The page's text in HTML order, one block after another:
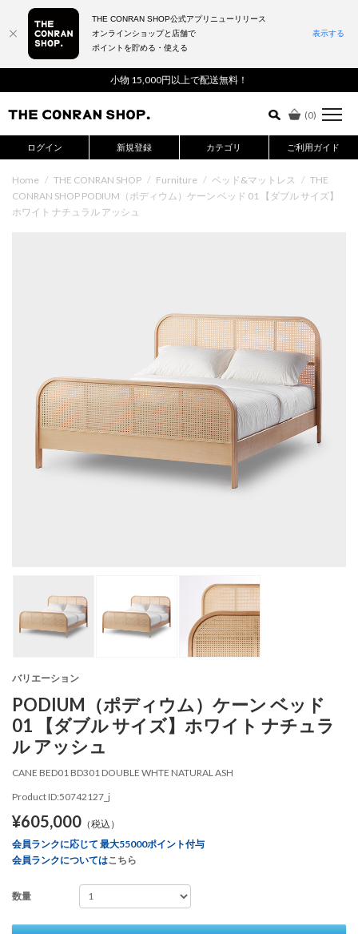
小物 15,000円以上で配送無料！
(0)
ログイン 新規登録 カテゴリ ご利用ガイド
詳細検索はこちら
Home / THE CONRAN SHOP / Furniture / ベッド&マットレス / THE
CONRAN SHOP PODIUM（ポディウム）ケーン ベッド 01 【ダブル サイズ】
ホワイト ナチュラル アッシュ
バリエーション
PODIUM（ポディウム）ケーン ベッド
01 【ダブル サイズ】ホワイト ナチュラ
ル アッシュ
CANE BED01 BD301 DOUBLE WHTE NATURAL ASH
Product ID:50742127_j
¥605,000 （税込）
会員ランクに応じて 最大55000ポイント付与
会員ランクについてはこちら
数量
THE CONRAN SHOP公式アプリニューリリース
オンラインショップと店舗で
ポイントを貯める・使える
表示する